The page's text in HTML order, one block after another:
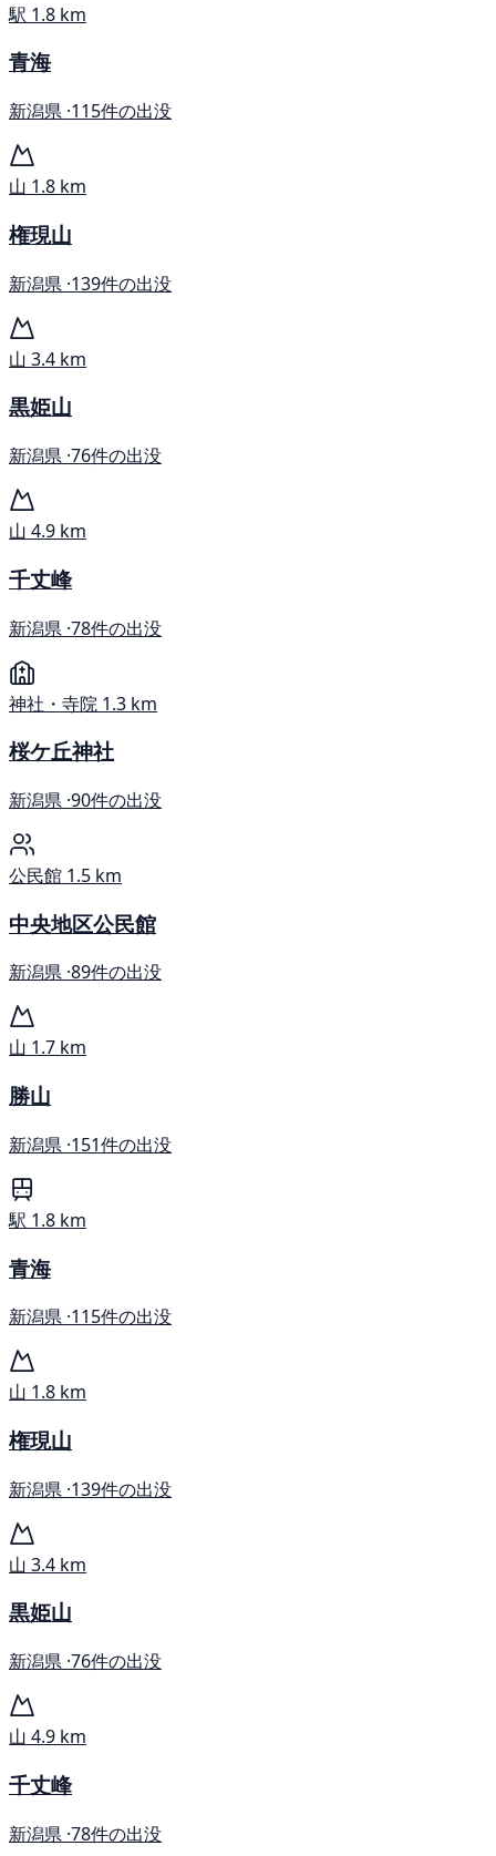
駅 1.8 km
青海
新潟県 ·115件の出没
山 1.8 km
権現山
新潟県 ·139件の出没
山 3.4 km
黒姫山
新潟県 ·76件の出没
山 4.9 km
千丈峰
新潟県 ·78件の出没
神社・寺院 1.3 km
桜ケ丘神社
新潟県 ·90件の出没
公民館 1.5 km
中央地区公民館
新潟県 ·89件の出没
山 1.7 km
勝山
新潟県 ·151件の出没
駅 1.8 km
青海
新潟県 ·115件の出没
山 1.8 km
権現山
新潟県 ·139件の出没
山 3.4 km
黒姫山
新潟県 ·76件の出没
山 4.9 km
千丈峰
新潟県 ·78件の出没